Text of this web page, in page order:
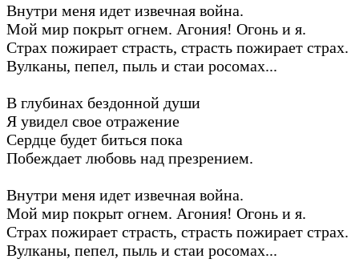
Внутри меня идет извечная война.
Мой мир покрыт огнем. Агония! Огонь и я.
Страх пожирает страсть, страсть пожирает страх.
Вулканы, пепел, пыль и стаи росомах...
В глубинах бездонной души
Я увидел свое отражение
Сердце будет биться пока
Побеждает любовь над презрением.
Внутри меня идет извечная война.
Мой мир покрыт огнем. Агония! Огонь и я.
Страх пожирает страсть, страсть пожирает страх.
Вулканы, пепел, пыль и стаи росомах...